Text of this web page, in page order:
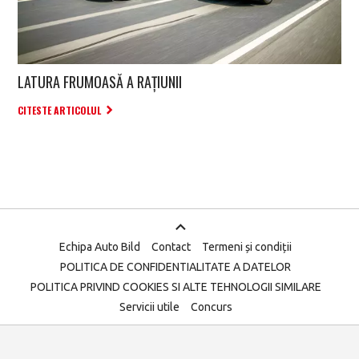
LATURA FRUMOASĂ A RAȚIUNII
CITESTE ARTICOLUL
Echipa Auto Bild Contact
Termeni și condiții
POLITICA DE CONFIDENTIALITATE A DATELOR
POLITICA PRIVIND COOKIES SI ALTE TEHNOLOGII SIMILARE
Servicii utile
Concurs